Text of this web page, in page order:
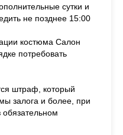
сутки и
не позднее 15:00
костюма Салон
потребовать
штраф, который
залога и более, при